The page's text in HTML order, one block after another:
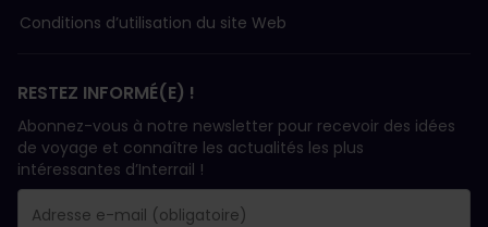
Conditions d’utilisation du site Web
RESTEZ INFORMÉ(E) !
Abonnez-vous à notre newsletter pour recevoir des idées
de voyage et connaître les actualités les plus
intéressantes d’Interrail !